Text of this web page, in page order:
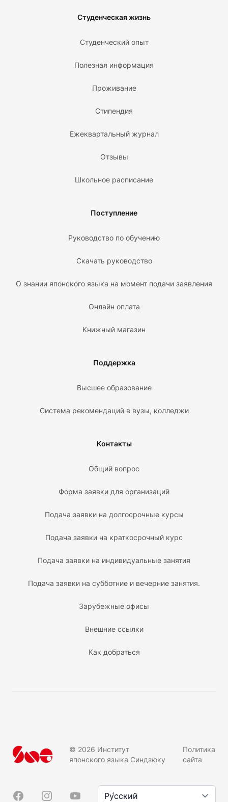
Студенческая жизнь
Студенческий опыт
Полезная информация
Проживание
Стипендия
Ежеквартальный журнал
Отзывы
Школьное расписание
Поступление
Руководство по обучению
Скачать руководство
О знании японского языка на момент подачи заявления
Онлайн оплата
Книжный магазин
Поддержка
Высшее образование
Система рекомендаций в вузы, колледжи
Контакты
Общий вопрос
Форма заявки для организаций
Подача заявки на долгосрочные курсы
Подача заявки на краткосрочный курс
Подача заявки на индивидуальные занятия
Подача заявки на субботние и вечерние занятия.
Зарубежные офисы
Внешние ссылки
Как добраться
© 2026 Институт
японского языка Синдзюку
Политика
сайта
FacebookInstagramYouTubeЯзык/言語